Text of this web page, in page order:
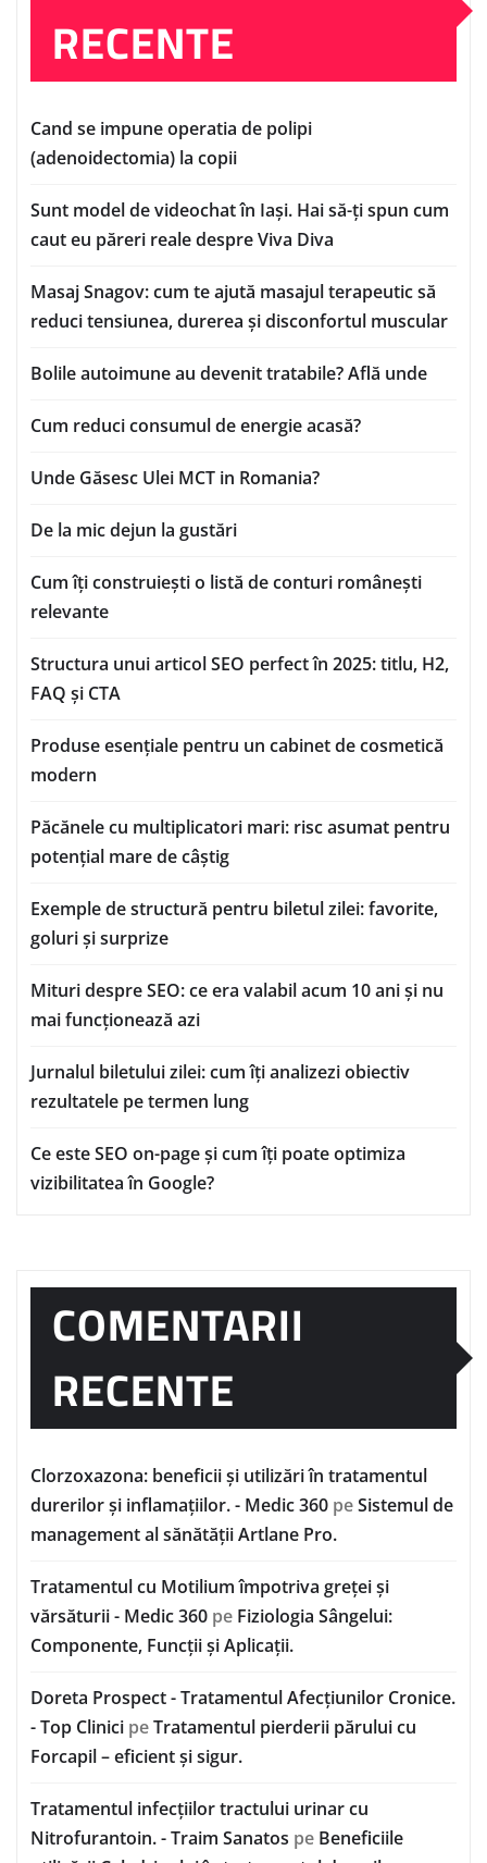
RECENTE
Cand se impune operatia de polipi
(adenoidectomia) la copii
Sunt model de videochat în Iași. Hai să-ți spun cum
caut eu păreri reale despre Viva Diva
Masaj Snagov: cum te ajută masajul terapeutic să
reduci tensiunea, durerea și disconfortul muscular
Bolile autoimune au devenit tratabile? Află unde
Cum reduci consumul de energie acasă?
Unde Găsesc Ulei MCT in Romania?
De la mic dejun la gustări
Cum îți construiești o listă de conturi românești
relevante
Structura unui articol SEO perfect în 2025: titlu, H2,
FAQ și CTA
Produse esențiale pentru un cabinet de cosmetică
modern
Păcănele cu multiplicatori mari: risc asumat pentru
potențial mare de câștig
Exemple de structură pentru biletul zilei: favorite,
goluri și surprize
Mituri despre SEO: ce era valabil acum 10 ani și nu
mai funcționează azi
Jurnalul biletului zilei: cum îți analizezi obiectiv
rezultatele pe termen lung
Ce este SEO on-page și cum îți poate optimiza
vizibilitatea în Google?
COMENTARII
RECENTE
Clorzoxazona: beneficii și utilizări în tratamentul
durerilor și inflamațiilor. - Medic 360 peSistemul de
management al sănătății Artlane Pro.
Tratamentul cu Motilium împotriva greței și
vărsăturii - Medic 360 pe Fiziologia Sângelui:
Componente, Funcții și Aplicații.
Doreta Prospect - Tratamentul Afecțiunilor Cronice.
- Top Clinici peTratamentul pierderii părului cu
Forcapil – eficient și sigur.
Tratamentul infecțiilor tractului urinar cu
Nitrofurantoin. - Traim Sanatos pe Beneficiile